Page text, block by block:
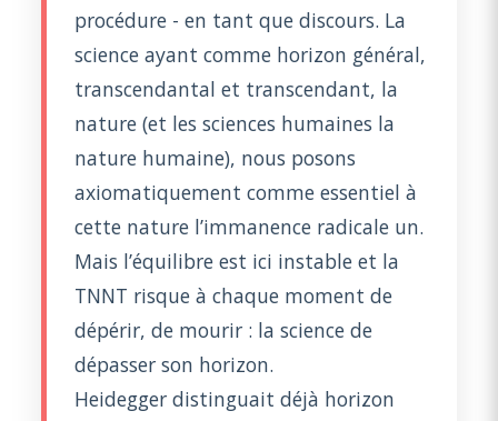
procédure - en tant que discours. La
science ayant comme horizon général,
transcendantal et transcendant, la
nature (et les sciences humaines la
nature humaine), nous posons
axiomatiquement comme essentiel à
cette nature l’immanence radicale un.
Mais l’équilibre est ici instable et la
TNNT risque à chaque moment de
dépérir, de mourir : la science de
dépasser son horizon.
Heidegger distinguait déjà horizon